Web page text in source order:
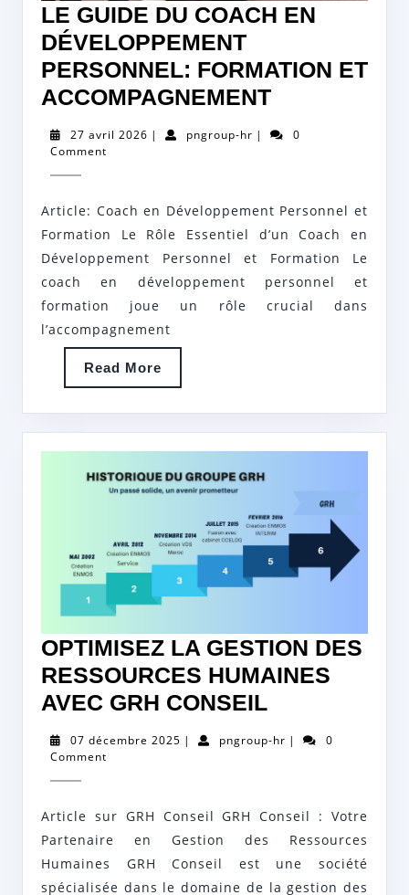
LE GUIDE DU COACH EN
DÉVELOPPEMENT
PERSONNEL: FORMATION ET
ACCOMPAGNEMENTLE
GUIDE
EN
FORMATION
ET
27 avril 2026 27| pngroup-hrpngroup-
|
0
Comment
Article: Coach en Développement Personnel et
Formation Le Rôle Essentiel d’un Coach en
Développement Personnel et Formation Le
coach en développement personnel et
formation joue un rôle crucial dans
l’accompagnement
Read More
More
OPTIMISEZ LA GESTION DES
RESSOURCES HUMAINES
AVEC GRH CONSEILOPTIMISEZ
HUMAINES
AVEC
07 décembre 2025 07| pngroup-hrpngroup-
|
0
Comment
Article sur GRH Conseil GRH Conseil : Votre
Partenaire en Gestion des Ressources
Humaines GRH Conseil est une société
spécialisée dans le domaine de la gestion des